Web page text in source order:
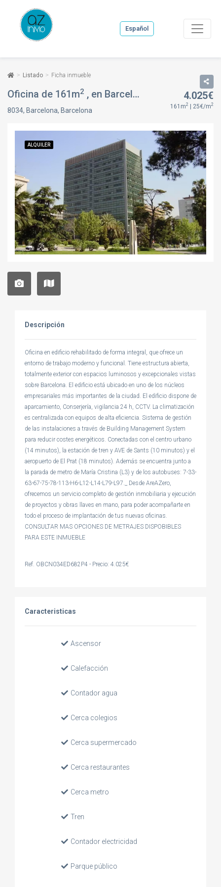
Español
Listado Ficha inmueble
Oficina de 161m2 , en Barcelona, Les Corts, Barcelona
8034, Barcelona, Barcelona
4.025€
161m2 | 25€/m2
ALQUILER
Descripción
Oficina en edificio rehabilitado de forma integral, que ofrece un
entorno de trabajo moderno y funcional. Tiene estructura abierta,
totalmente exterior con espacios luminosos y excepcionales vistas
sobre Barcelona. El edificio está ubicado en uno de los núcleos
empresariales más importantes de la ciudad. El edificio dispone de
aparcamiento, Conserjería, vigilancia 24 h, CCTV. La climatización
es centralizada con equipos de alta eficiencia. Sistema de gestión
de las instalaciones a través de Building Management System
para reducir costes energéticos. Conectadas con el centro urbano
(14 minutos), la estación de tren y AVE de Sants (10 minutos) y el
aeropuerto de El Prat (18 minutos). Además se encuentra junto a
la parada de metro de María Cristina (L3) y de los autobuses: 7-33-
63-67-75-78-113-H6-L12-L14-L79-L97._ Desde AreAZero,
ofrecemos un servicio completo de gestión inmobiliaria y ejecución
de proyectos y obras llaves en mano, para poder acompañarte en
todo el proceso de implantación de tus nuevas oficinas.
CONSULTAR MAS OPCIONES DE METRAJES DISPOBIBLES
PARA ESTE INMUEBLE
Ref. OBCN034ED682P4 - Precio: 4.025€
Caracteristicas
Ascensor
Calefacción
Contador agua
Cerca colegios
Cerca supermercado
Cerca restaurantes
Cerca metro
Tren
Contador electricidad
Parque público